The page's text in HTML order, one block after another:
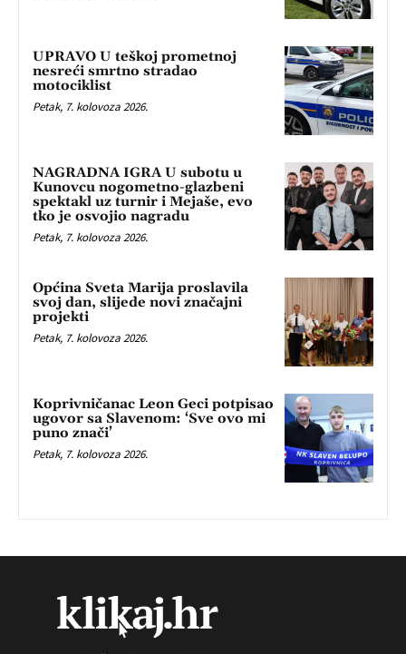
UPRAVO U teškoj prometnoj
nesreći smrtno stradao
motociklist
Petak, 7. kolovoza 2026.
NAGRADNA IGRA U subotu u
Kunovcu nogometno-glazbeni
spektakl uz turnir i Mejaše, evo
tko je osvojio nagradu
Petak, 7. kolovoza 2026.
Općina Sveta Marija proslavila
svoj dan, slijede novi značajni
projekti
Petak, 7. kolovoza 2026.
Koprivničanac Leon Geci potpisao
ugovor sa Slavenom: ‘Sve ovo mi
puno znači’
Petak, 7. kolovoza 2026.